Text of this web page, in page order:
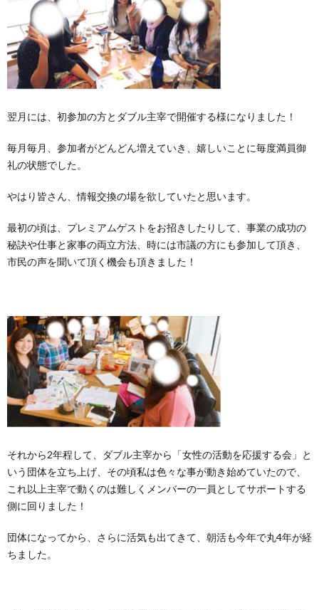
翌月には、初参加の方とダブル主宰で開催する様になりました！
毎月毎月、参加者がどんどん増えていき、嬉しいことに毎度満員御
礼の状態でした。
やはり皆さん、情報交換の場を欲していたと思います。
最初の頃は、プレミアムゲストをお招きしたりして、事業の成功の
秘訣や仕事と家事の両立方法、時には市議の方にも参加して頂き、
市民の声を聞いて頂く機会も頂きました！
それから2年程して、ダブル主宰から「女性の活動を応援する会」と
いう団体を立ち上げ、その頃私は色々な事が動き始めていたので、
これ以上主宰で動くのは難しくメンバーの一員としてサポートする
側に回りました！
団体になってから、さらに活気も出てきて、朝活も今年で丸4年が経
ちました。